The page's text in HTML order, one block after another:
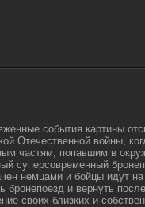
события картины
Отечественной войны,
частям, попавшим в
суперсовременный
немцами и бойцы идут
бронепоезд и вернуть
своих близких и